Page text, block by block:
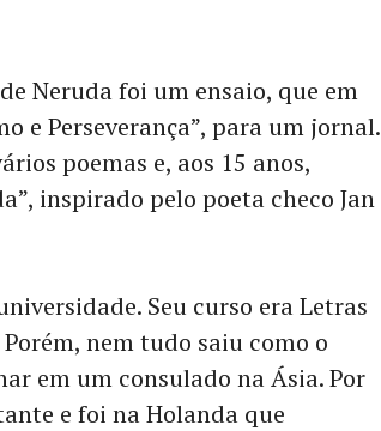
Neruda foi um ensaio, que em
e Perseverança”, para um jornal.
poemas e, aos 15 anos,
inspirado pelo poeta checo Jan
Seu curso era Letras
nem tudo saiu como o
em um consulado na Ásia. Por
e foi na Holanda que